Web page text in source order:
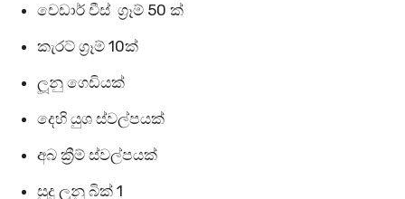
චෙඩාර් චීස් ග්‍රෑම් 50 ක්
කැරට් ග්‍රෑම් 10ක්
ලූනු ගෙඩියක්
දෙහි යුශ ස්වල්පයක්
අබ ක්‍රීම් ස්වල්පයක්
සුදු ලූනු බික් 1